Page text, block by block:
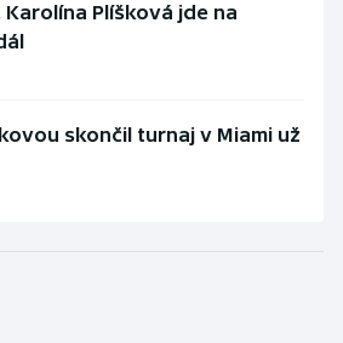
Plíšková jde na
skončil turnaj v Miami už